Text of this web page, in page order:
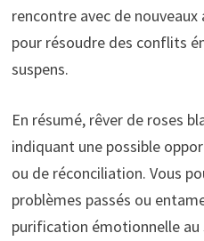
rencontre avec de
pour résoudre des conflits
suspens.
En résumé, rêver de roses
indiquant une possible
ou de réconciliation. Vous
problèmes passés ou
purification émotionnelle au